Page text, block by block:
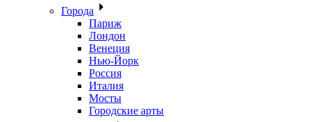
Города
Париж
Лондон
Венеция
Нью-Йорк
Россия
Италия
Мосты
Городские арты